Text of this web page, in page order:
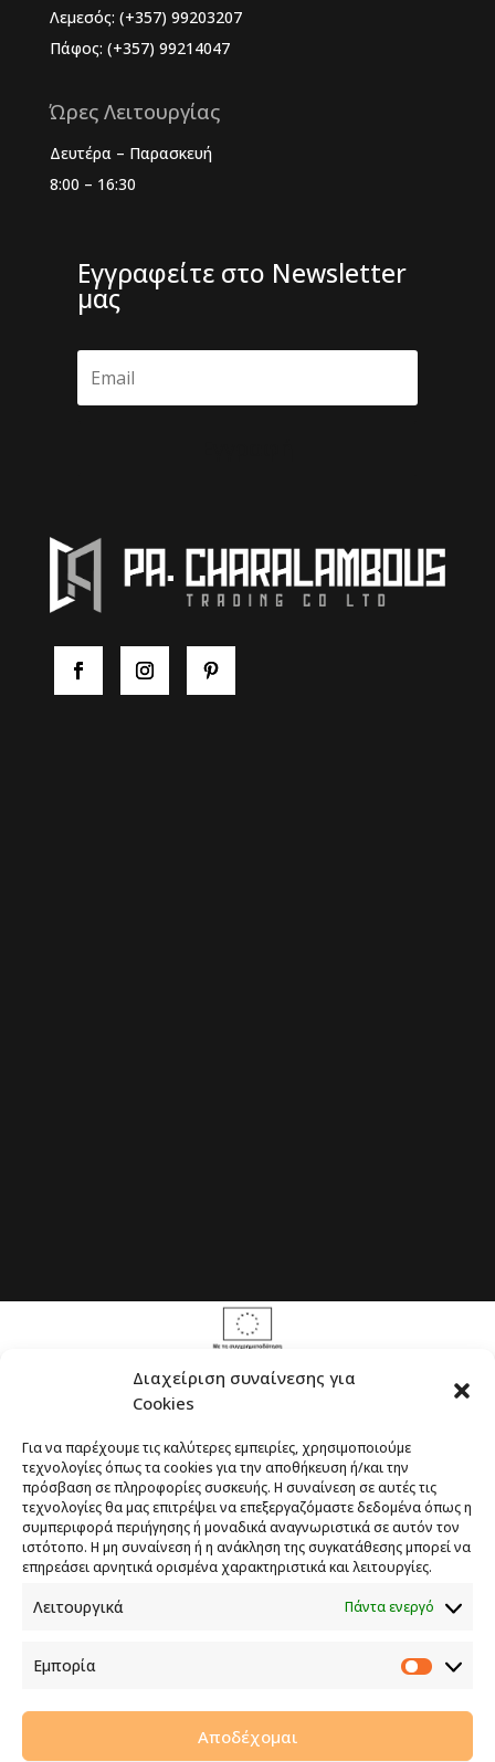
Διαχείριση συναίνεσης για
Cookies
Για να παρέχουμε τις καλύτερες εμπειρίες, χρησιμοποιούμε
τεχνολογίες όπως τα cookies για την αποθήκευση ή/και την
πρόσβαση σε πληροφορίες συσκευής. Η συναίνεση σε αυτές τις
τεχνολογίες θα μας επιτρέψει να επεξεργαζόμαστε δεδομένα όπως η
συμπεριφορά περιήγησης ή μοναδικά αναγνωριστικά σε αυτόν τον
ιστότοπο. Η μη συναίνεση ή η ανάκληση της συγκατάθεσης μπορεί να
επηρεάσει αρνητικά ορισμένα χαρακτηριστικά και λειτουργίες.
Λειτουργικά Πάντα ενεργό
Εμπορία
Εμπορία
Αποδέχομαι
Λεμεσός: (+357) 99203207
Πάφος: (+357) 99214047
Ώρες Λειτουργίας
Δευτέρα – Παρασκευή
8:00 – 16:30
Εγγραφείτε στο Newsletter
μας
Το έργο υλοποιείται στο πλαίσιο του
2021-2027» με τη συγχρηματοδότηση της ΕΕ
ΕΝΙΣΧΥΣΗ ΤΗΣ ΑΝΤΑΓΩΝΙΣΤΙΚΟΤΗΤΑΣ ΤΗΣ
Επιχειρήσεων.